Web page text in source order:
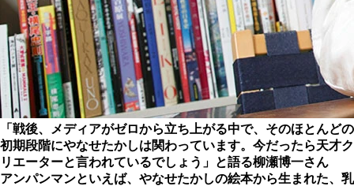
「戦後、メディアがゼロから立ち上がる中で、そのほとんどの
初期段階にやなせたかしは関わっています。今だったら天才ク
リエーターと言われているでしょう」と語る柳瀬博一さん
アンパンマンといえば、やなせたかしの絵本から生まれた、乳